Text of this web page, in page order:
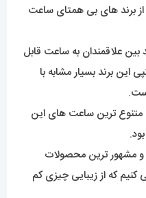
برند های بی همتای ساعت
علاقمندان به ساعت قابل
برند بسیار مشابه با
متنوع ترین ساعت های این
و مشهور ترین محصولات
کنیم که از زیبایی چیزی کم